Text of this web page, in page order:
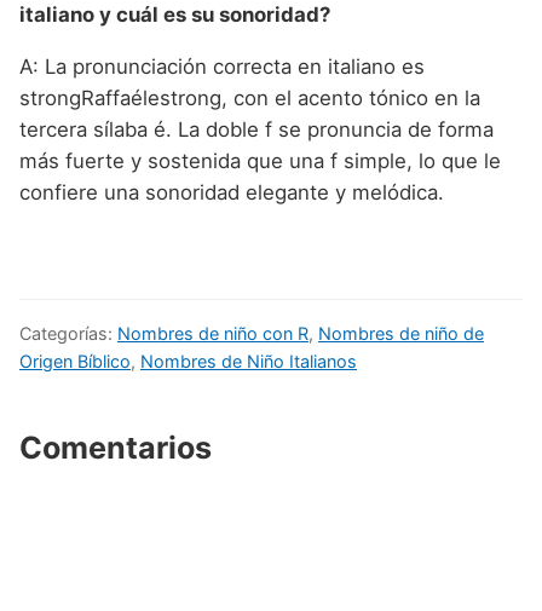
italiano y cuál es su sonoridad?
A: La pronunciación correcta en italiano es
strongRaffaélestrong, con el acento tónico en la
tercera sílaba é. La doble f se pronuncia de forma
más fuerte y sostenida que una f simple, lo que le
confiere una sonoridad elegante y melódica.
Categorías: Nombres de niño con R, Nombres de niño de
Origen Bíblico, Nombres de Niño Italianos
Comentarios